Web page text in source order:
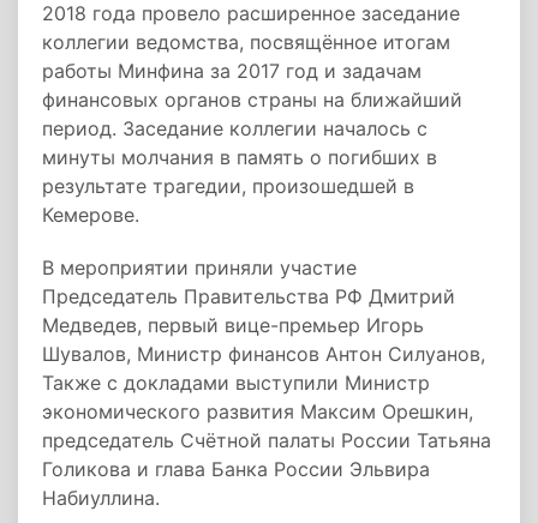
2018 года провело расширенное заседание
коллегии ведомства, посвящённое итогам
работы Минфина за 2017 год и задачам
финансовых органов страны на ближайший
период. Заседание коллегии началось с
минуты молчания в память о погибших в
результате трагедии, произошедшей в
Кемерове.
В мероприятии приняли участие
Председатель Правительства РФ Дмитрий
Медведев, первый вице-премьер Игорь
Шувалов, Министр финансов Антон Силуанов,
Также с докладами выступили Министр
экономического развития Максим Орешкин,
председатель Счётной палаты России Татьяна
Голикова и глава Банка России Эльвира
Набиуллина.